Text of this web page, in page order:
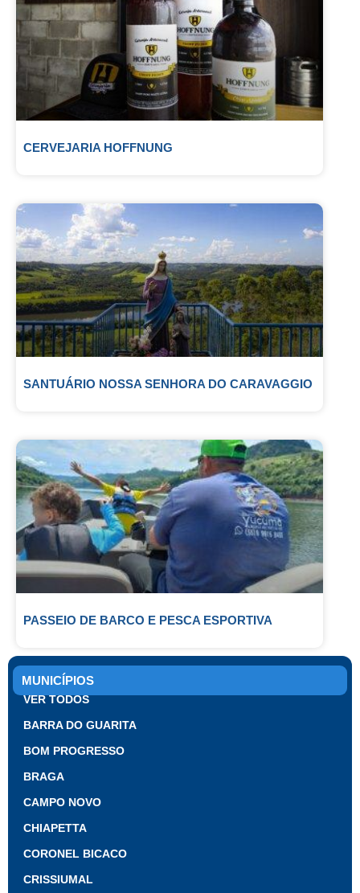
CERVEJARIA HOFFNUNG
SANTUÁRIO NOSSA SENHORA DO CARAVAGGIO
PASSEIO DE BARCO E PESCA ESPORTIVA
MUNICÍPIOS
VER TODOS
BARRA DO GUARITA
BOM PROGRESSO
BRAGA
CAMPO NOVO
CHIAPETTA
CORONEL BICACO
CRISSIUMAL